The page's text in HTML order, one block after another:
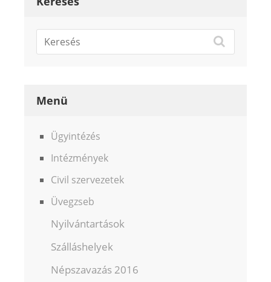
Menü
Ügyintézés
Intézmények
Civil szervezetek
Üvegzseb
Nyilvántartások
Szálláshelyek
Népszavazás 2016